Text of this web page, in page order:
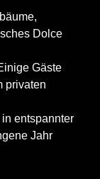
Dolce
Gäste
privaten
in entspannter
Jahr